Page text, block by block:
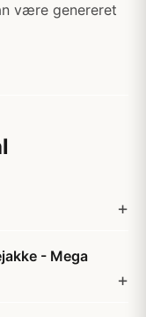
være genereret
- Mega